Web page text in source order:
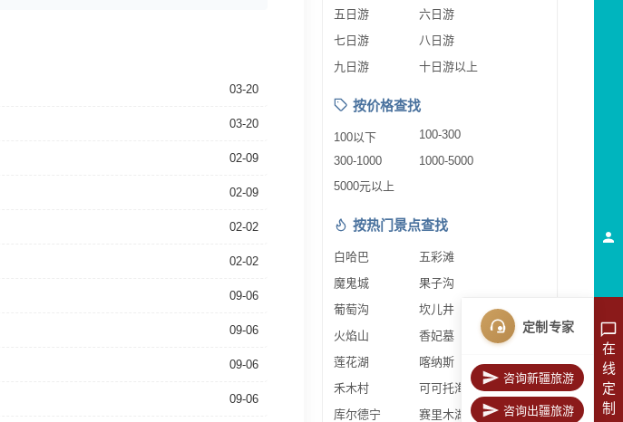
03-20
03-20
02-09
02-09
02-02
02-02
09-06
09-06
09-06
09-06
五日游
六日游
七日游
八日游
九日游
十日游以上
按价格查找
100以下
100-300
300-1000
1000-5000
5000元以上
按热门景点查找
白哈巴
五彩滩
魔鬼城
果子沟
葡萄沟
坎儿井
火焰山
香妃墓
莲花湖
喀纳斯
禾木村
可可托海
库尔德宁
赛里木湖
在
线
定
制
定制专家
咨询新疆旅游
咨询出疆旅游